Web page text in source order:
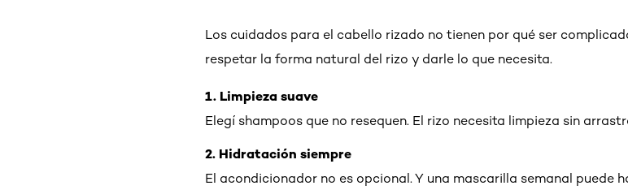
Los cuidados para el cabello rizado no tienen por qué ser
respetar la forma natural del rizo y darle lo que necesita.
1. Limpieza suave
Elegí shampoos que no resequen. El rizo necesita limpieza sin
2. Hidratación siempre
El acondicionador no es opcional. Y una mascarilla semanal puede